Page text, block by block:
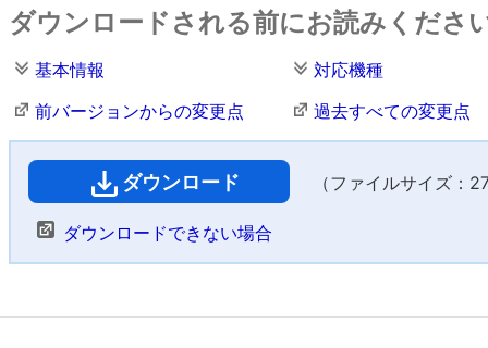
ダウンロードされる前にお読みくださ
基本情報
対応機種
前バージョンからの変更点
過去すべての変更点
ダウンロード （ファイルサイズ：
ダウンロードできない場合